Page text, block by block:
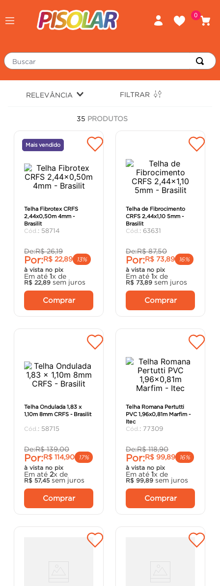
0
Buscar
RELEVÂNCIA FILTRAR
35 PRODUTOS
Mais vendido
Telha Fibrotex CRFS
2,44x0,50m 4mm -
Brasilit
: 58714
De:R$ 26,19
Por:R$ 22,89
13%
à vista no pix
Em até 1x de
R$ 22,89 sem juros
Comprar
Telha de Fibrocimento
CRFS 2,44x1,10 5mm -
Brasilit
: 63631
De:R$ 87,50
Por:R$ 73,89
16%
à vista no pix
Em até 1x de
R$ 73,89 sem juros
Comprar
Telha Ondulada 1,83 x
1,10m 8mm CRFS - Brasilit
: 58715
De:R$ 139,00
Por:R$ 114,90
17%
à vista no pix
Em até 2x de
R$ 57,45 sem juros
Comprar
Telha Romana Pertutti
PVC 1,96x0,81m Marfim -
Itec
: 77309
De:R$ 118,90
Por:R$ 99,89
16%
à vista no pix
Em até 1x de
R$ 99,89 sem juros
Comprar
º revestimento
massa corrida
chuveiro
argamassa
porta
º cadeira